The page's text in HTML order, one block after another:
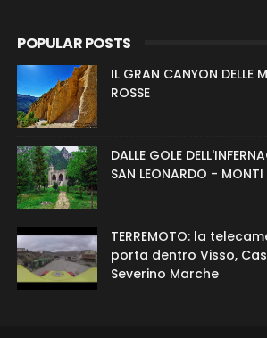
POPULAR POSTS
IL GRAN CANYON DELLE
ROSSE
DALLE GOLE
SAN LEONARDO - MONTI
TERREMOTO: la
porta dentro Visso,
Severino Marche